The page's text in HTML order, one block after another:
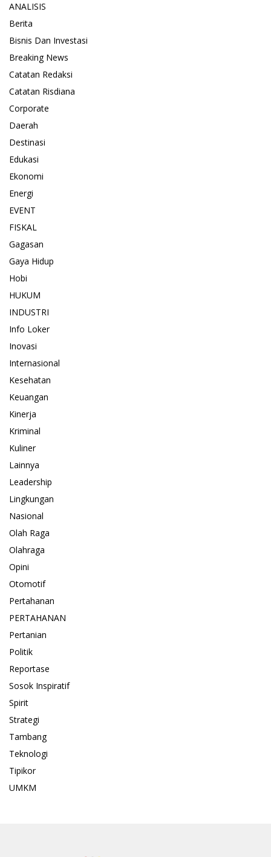
ANALISIS
Berita
Bisnis Dan Investasi
Breaking News
Catatan Redaksi
Catatan Risdiana
Corporate
Daerah
Destinasi
Edukasi
Ekonomi
Energi
EVENT
FISKAL
Gagasan
Gaya Hidup
Hobi
HUKUM
INDUSTRI
Info Loker
Inovasi
Internasional
Kesehatan
Keuangan
Kinerja
Kriminal
Kuliner
Lainnya
Leadership
Lingkungan
Nasional
Olah Raga
Olahraga
Opini
Otomotif
Pertahanan
PERTAHANAN
Pertanian
Politik
Reportase
Sosok Inspiratif
Spirit
Strategi
Tambang
Teknologi
Tipikor
UMKM